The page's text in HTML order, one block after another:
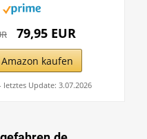
79,95 EUR
kaufen
Update: 3.07.2026